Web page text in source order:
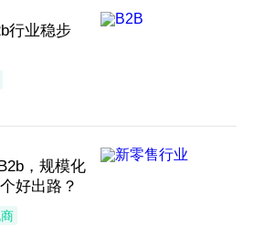
行业稳步
，规模化
好出路？